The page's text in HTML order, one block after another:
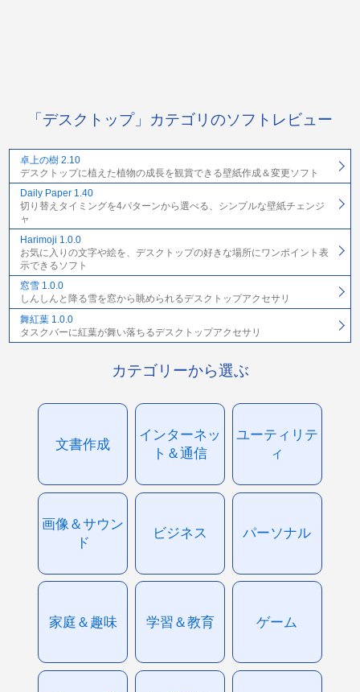
「デスクトップ」カテゴリのソフトレビュー
卓上の樹 2.10
デスクトップに植えた植物の成長を観賞できる壁紙作成＆変更ソフト
Daily Paper 1.40
切り替えタイミングを4パターンから選べる、シンプルな壁紙チェンジ
ャ
Harimoji 1.0.0
お気に入りの文字や絵を、デスクトップの好きな場所にワンポイント表
示できるソフト
窓雪 1.0.0
しんしんと降る雪を窓から眺められるデスクトップアクセサリ
舞紅葉 1.0.0
タスクバーに紅葉が舞い落ちるデスクトップアクセサリ
カテゴリーから選ぶ
文書作成
インターネッ
ト＆通信
ユーティリテ
ィ
画像＆サウン
ド
ビジネス パーソナル
家庭＆趣味 学習＆教育 ゲーム